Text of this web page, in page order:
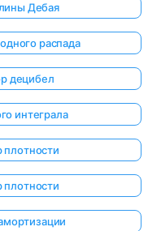
Дебая
распада
децибел
интеграла
плотности
плотности